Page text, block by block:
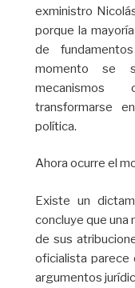
exministro
porque la
de
momento se
mecanismos
transformarse
política.
Ahora ocurre el
Existe un
concluye que una
de sus
oficialista parece
argumentos